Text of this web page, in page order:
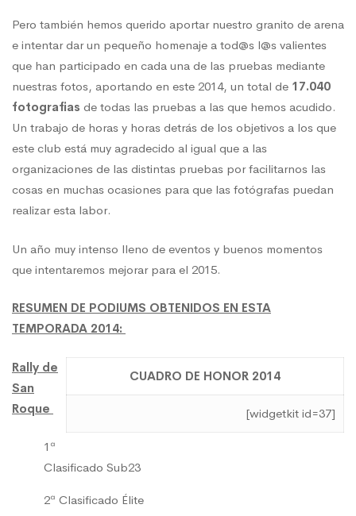
Pero también hemos querido aportar nuestro granito de arena
e intentar dar un pequeño homenaje a tod@s l@s valientes
que han participado en cada una de las pruebas mediante
nuestras fotos, aportando en este 2014, un total de 17.040
fotografias de todas las pruebas a las que hemos acudido.
Un trabajo de horas y horas detrás de los objetivos a los que
este club está muy agradecido al igual que a las
organizaciones de las distintas pruebas por facilitarnos las
cosas en muchas ocasiones para que las fotógrafas puedan
realizar esta labor.
Un año muy intenso lleno de eventos y buenos momentos
que intentaremos mejorar para el 2015.
RESUMEN DE PODIUMS OBTENIDOS EN ESTA
TEMPORADA 2014:
CUADRO DE HONOR 2014
[widgetkit id=37]
Rally de
San
Roque
1ª
Clasificado Sub23
2ª Clasificado Élite